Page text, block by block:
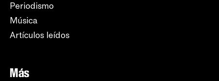
Periodismo
Música
Artículos leídos
Más